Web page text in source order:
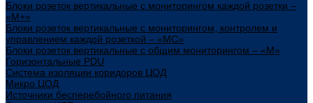
Блоки розеток вертикальные с мониторингом каждой розетки –
«М+»
Блоки розеток вертикальные с мониторингом, контролем и
управлением каждой розеткой – «МС»
Блоки розеток вертикальные с общим мониторингом – «М»
Горизонтальные PDU
Система изоляции коридоров ЦОД
Микро ЦОД
Источники бесперебойного питания